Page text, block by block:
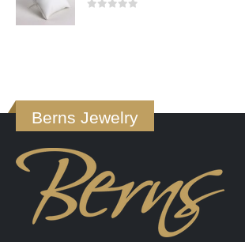
Berns Jewelry